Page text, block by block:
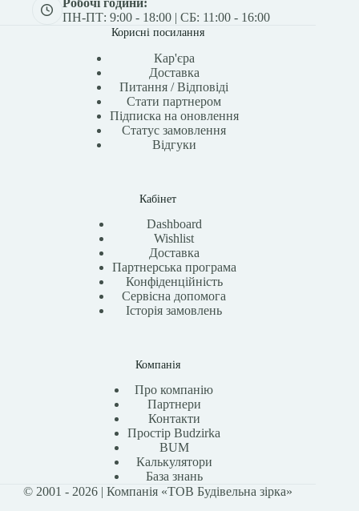
ПН-ПТ: 9:00 - 18:00 | СБ: 11:00 - 16:00
Корисні посилання
Кар'єра
Доставка
Питання / Відповіді
Стати партнером
Підписка на оновлення
Статус замовлення
Відгуки
Кабінет
Dashboard
Wishlist
Доставка
Партнерська програма
Конфіденційність
Сервісна допомога
Історія замовлень
Компанія
Про компанію
Партнери
Контакти
Простір Budzirka
BUM
Калькулятори
База знань
© 2001 - 2026 | Компанія «ТОВ Будівельна зірка»